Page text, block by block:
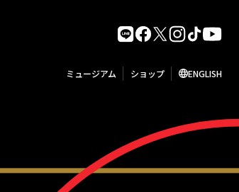
ミュージアム ショップ ENGLISH